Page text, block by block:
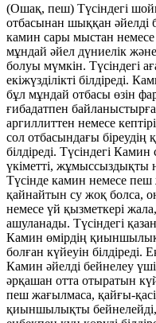
(Ошақ, пеш) Түсіндегі
отбасынан шыққан әйелді
камин сары мыстан немесе
мұндай әйел дүниелік
болуы мүмкін. Түсіндегі
екіжүзділікті білдіреді.
бұл мұндай отбасы өзін
ғибадатпен
аргиллиттен немесе
сол отбасындағы біреудің
білдіреді. Түсіндегі
үкіметті, жұмыссыздықты
Түсінде камин немесе
қайнайтын су жоқ болса,
немесе үй қызметкері
ашуланады. Түсіндегі қазан
Камин өмірдің
болған күйеуін білдіреді.
Камин әйелді бейнелеу
әрқашан отта отыратын
пеш жағылмаса, қайғы-
қиыншылықты